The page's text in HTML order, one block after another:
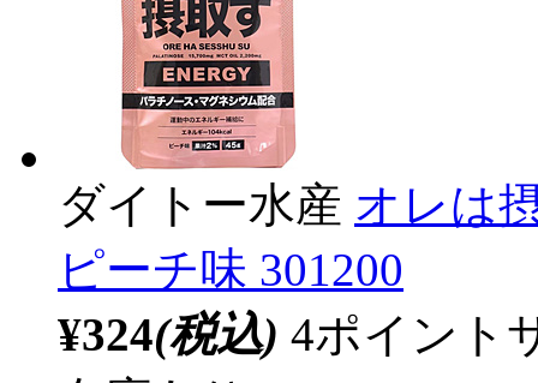
ダイトー水産 オレは
ピーチ味 301200
¥324(税込) 4ポイント